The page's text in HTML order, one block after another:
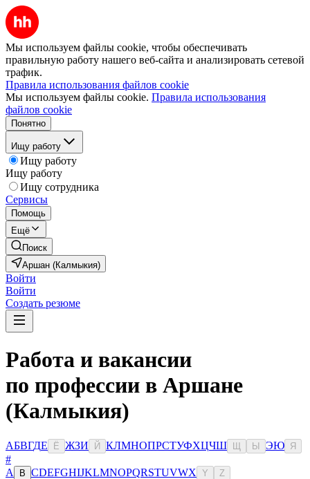
Мы используем файлы cookie, чтобы обеспечивать
правильную работу нашего веб-сайта и анализировать сетевой
трафик.
Правила использования файлов cookie
Мы используем файлы cookie. Правила использования
файлов cookie
Понятно
Ищу работу
Ищу работу
Ищу работу
Ищу сотрудника
Сервисы
Помощь
Ещё
Поиск
Аршан (Калмыкия)
Войти
Войти
Создать резюме
Работа и вакансии
по профессии в Аршане
(Калмыкия)
АБВГДЕ Ё ЖЗИ Й КЛМНОПРСТУФХЦЧШ Ы ЭЮ Я
#
A
B CDEFGHIJKLMNOPQRSTUVWX Y Z